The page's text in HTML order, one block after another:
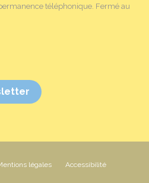
téléphonique. Fermé au
légales
Accessibilité